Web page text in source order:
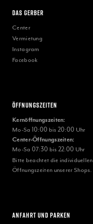
Das Gerber
Center
Vermietung
Instagram
Facebook
Öffnungszeiten
Kernöffnungszeiten:
Mo-Sa 10:00 bis 20:00 Uhr
Center-Öffnungszeiten:
Mo-Sa 07:30 bis 22:00 Uhr
Bitte beachtet die individuellen
Öffnungszeiten unserer Shops.
ANFAHRT UND PARKEN